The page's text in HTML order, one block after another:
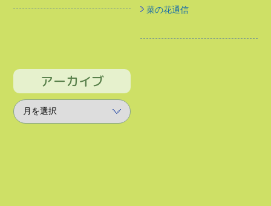
菜の花通信
アーカイブ